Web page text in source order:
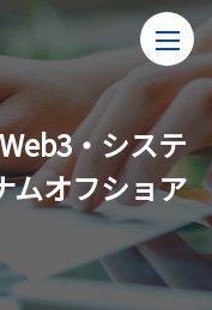
・システ
ムオフショア